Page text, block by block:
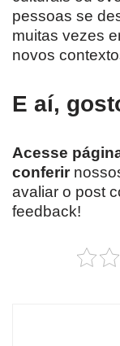
pessoas se
muitas vezes
novos
E aí,
Acesse
conferir
avaliar o post
feedback!